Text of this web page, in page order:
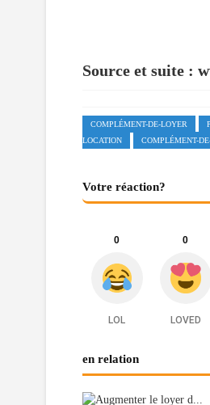
Source et suite :
COMPLÉMENT-DE-LOYER
LOCATION
COMPLÉMENT-
Votre réaction?
0
LOL
0
LOVED
en relation